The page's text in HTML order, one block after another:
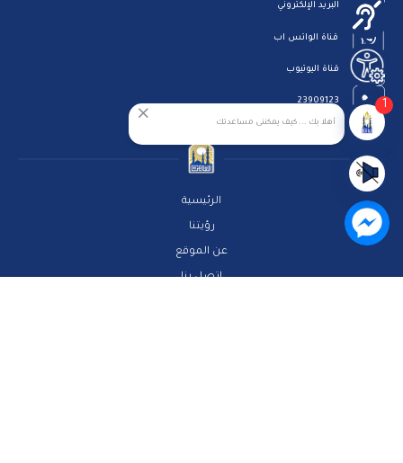
البريد الإلكتروني
قناة الواتس اب
قناة اليوتيوب
23909123
الرئيسية
رؤيتنا
عن الموقع
اتصل بنا
أهلا بك ... كيف يمكننى مساعدتك
1